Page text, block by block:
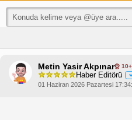
Metin Yasir Akpınar 10+
Haber Editörü
01 Haziran 2026 Pazartesi